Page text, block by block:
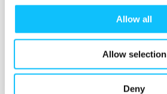
Allow all
Allow selection
Deny